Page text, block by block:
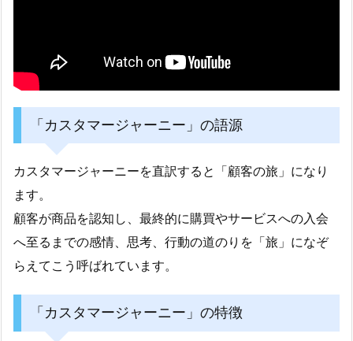
「カスタマージャーニー」の語源
カスタマージャーニーを直訳すると「顧客の旅」になり
ます。
顧客が商品を認知し、最終的に購買やサービスへの入会
へ至るまでの感情、思考、行動の道のりを「旅」になぞ
らえてこう呼ばれています。
「カスタマージャーニー」の特徴